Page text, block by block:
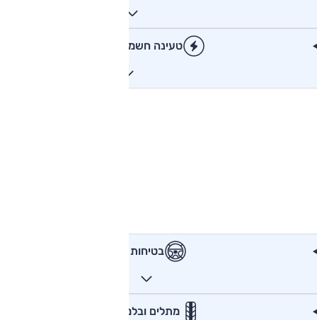
טעינה חשמלית
בטיחות
מתלים ובלמים